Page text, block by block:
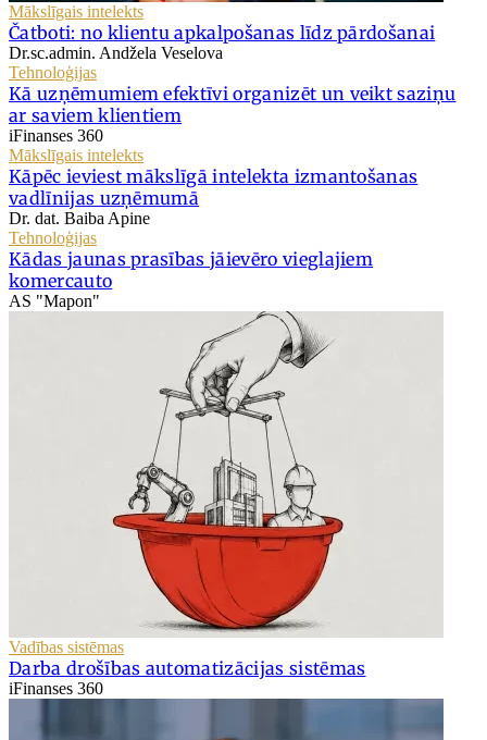
Mākslīgais intelekts
Čatboti: no klientu apkalpošanas līdz pārdošanai
Dr.sc.admin. Andžela Veselova
Tehnoloģijas
Kā uzņēmumiem efektīvi organizēt un veikt saziņu
ar saviem klientiem
iFinanses 360
Mākslīgais intelekts
Kāpēc ieviest mākslīgā intelekta izmantošanas
vadlīnijas uzņēmumā
Dr. dat. Baiba Apine
Tehnoloģijas
Kādas jaunas prasības jāievēro vieglajiem
komercauto
AS "Mapon"
Vadības sistēmas
Darba drošības automatizācijas sistēmas
iFinanses 360